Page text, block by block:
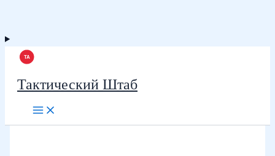
Тактический Штаб